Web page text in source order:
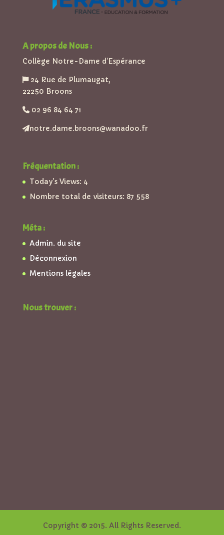
A propos de Nous :
Collège Notre-Dame d’Espérance
24 Rue de Plumaugat,
22250 Broons
02 96 84 64 71
notre.dame.broons@wanadoo.fr
Fréquentation :
Today's Views: 4
Nombre total de visiteurs: 87 558
Méta :
Admin. du site
Déconnexion
Mentions légales
Nous trouver :
Copyright © 2015. All Rights Reserved.